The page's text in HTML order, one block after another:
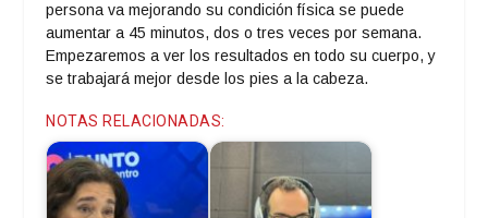
persona va mejorando su condición física se puede
aumentar a 45 minutos, dos o tres veces por semana.
Empezaremos a ver los resultados en todo su cuerpo, y
se trabajará mejor desde los pies a la cabeza.
NOTAS RELACIONADAS: